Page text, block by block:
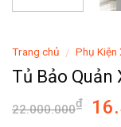
Trang chủ / Phụ Kiện
Tủ Bảo Quản
22.000.000₫